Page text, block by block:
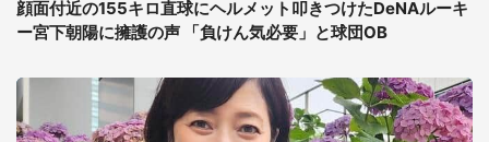
顔面付近の155キロ直球にヘルメット叩きつけたDeNAルーキ
ー宮下朝陽に擁護の声 「負けん気必要」と球団OB